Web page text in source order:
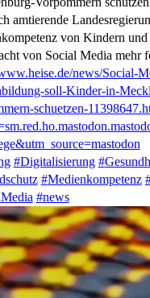
amtierende
von Kindern und
von Social Media mehr
heise.de/news/Social-
soll-Kinder-in-
schuetzen-
#Digitalisierung #
#Medienkompetenz
#news